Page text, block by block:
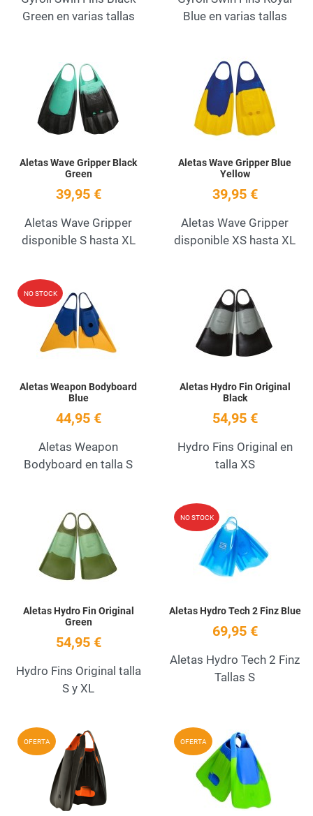
Green en varias tallas
Blue en varias tallas
Add to Wishlist
Quick View
Aletas Wave Gripper Black
Green
39,95 €
Aletas Wave Gripper
disponible S hasta XL
Aletas Wave Gripper Blue
Yellow
39,95 €
Aletas Wave Gripper
disponible XS hasta XL
NO STOCK Add to Wishlist
Aletas Weapon Bodyboard
Blue
44,95 €
Aletas Weapon
Bodyboard en talla S
Aletas Hydro Fin Original
Black
54,95 €
Hydro Fins Original en
talla XS
Add to Wishlist
Aletas Hydro Fin Original
Green
54,95 €
Hydro Fins Original talla
S y XL
NO STOCK
Aletas Hydro Tech 2 Finz Blue
69,95 €
Aletas Hydro Tech 2 Finz
Tallas S
OFERTA Add to Wishlist
Quick View
OFERTA